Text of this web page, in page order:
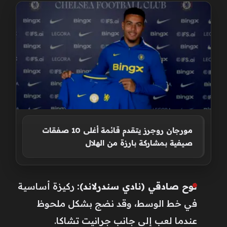
مورجان روجرز يتقدم قائمة أغلى 10 صفقات
صيفية بمشاركة بارزة من الهلال
نوح صادقي (نادي سندرلاند): ركيزة أساسية
في خط الوسط، وقد نضج بشكل ملحوظ
عندما لعب إلى جانب جرانيت تشاكا.